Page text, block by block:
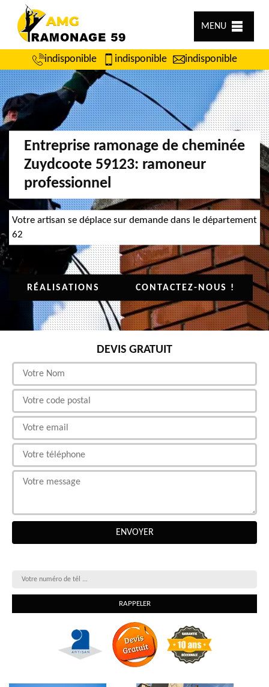
MENU
indisponible indisponible indisponible
Entreprise ramonage de cheminée
Zuydcoote 59123: ramoneur
professionnel
Votre artisan se déplace sur demande dans le département
62
RÉALISATIONS CONTACTEZ-NOUS !
DEVIS GRATUIT